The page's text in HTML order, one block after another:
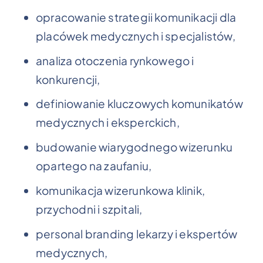
opracowanie strategii komunikacji dla
placówek medycznych i specjalistów,
analiza otoczenia rynkowego i
konkurencji,
definiowanie kluczowych komunikatów
medycznych i eksperckich,
budowanie wiarygodnego wizerunku
opartego na zaufaniu,
komunikacja wizerunkowa klinik,
przychodni i szpitali,
personal branding lekarzy i ekspertów
medycznych,